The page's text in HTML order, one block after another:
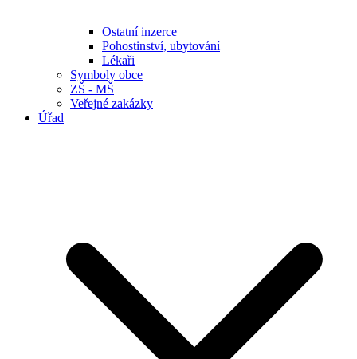
Ostatní inzerce
Pohostinství, ubytování
Lékaři
Symboly obce
ZŠ - MŠ
Veřejné zakázky
Úřad